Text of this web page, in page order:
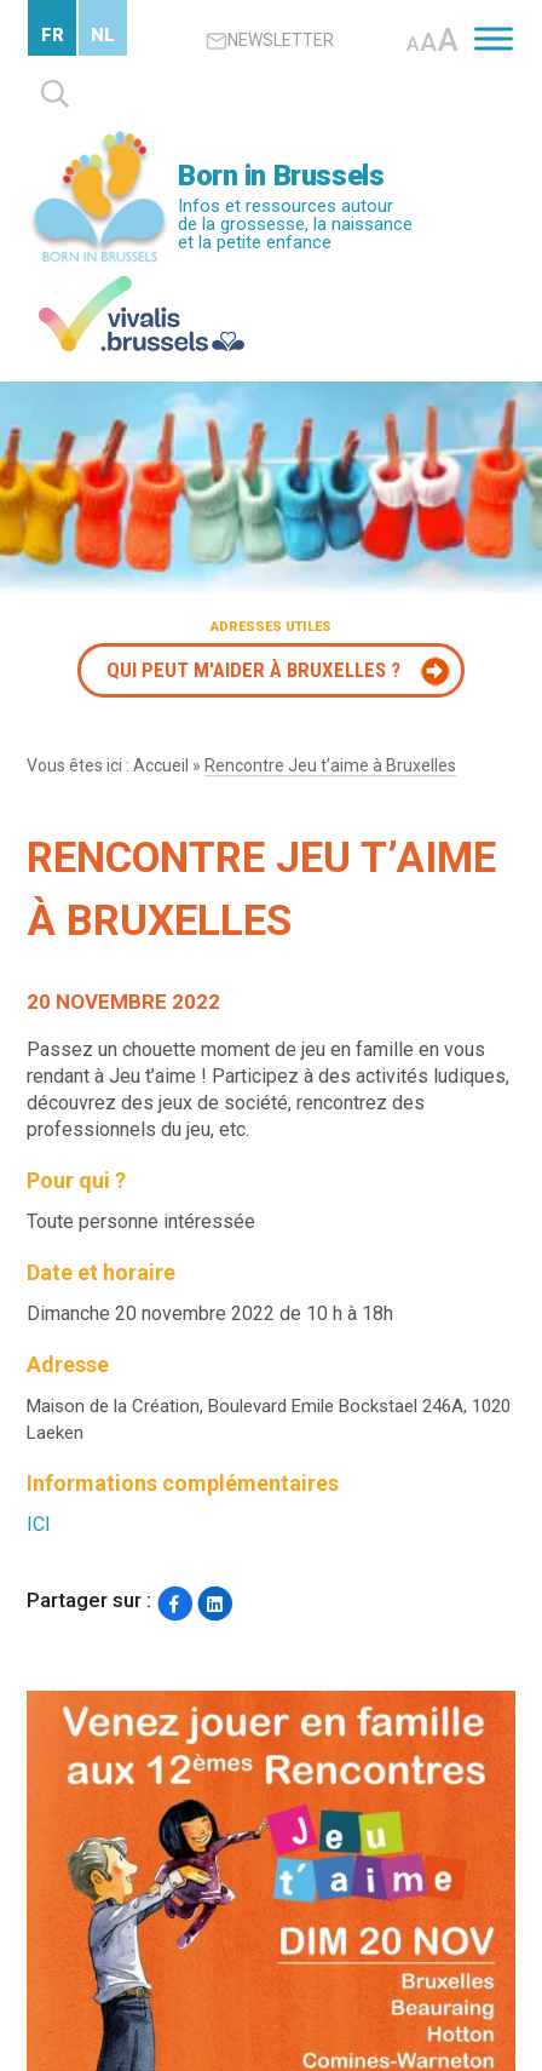
contenu
principal
NEWSLETTER AAA
Rechercher :
FR NL
Born in Brussels
Infos et ressources autour
de la grossesse, la naissance
et la petite enfance
ADRESSES UTILES
QUI PEUT M'AIDER À BRUXELLES ?
Vous êtes ici :Accueil » Rencontre Jeu t’aime à Bruxelles
RENCONTRE JEU T’AIME
À BRUXELLES
20 NOVEMBRE 2022
Passez un chouette moment de jeu en famille en vous
rendant à Jeu t’aime ! Participez à des activités ludiques,
découvrez des jeux de société, rencontrez des
professionnels du jeu, etc.
Pour qui ?
Toute personne intéressée
Date et horaire
Dimanche 20 novembre 2022 de 10 h à 18h
Adresse
Maison de la Création, Boulevard Emile Bockstael 246A, 1020
Laeken
Informations complémentaires
ICI
Partager sur :